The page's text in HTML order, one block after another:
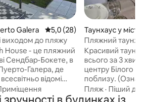
Galera Середня оцінка: 5,0 з 5,
5,0 (28)
виходом до пляжу
House - це пляжний
Сендбар-Бокете, в
Галера, де
відомі
є 3 спальні, 3
і душ на
Таунхаус у місті
Пляжний
Красивий
всього за 3
центру Білого
поблизу.
наших
Пляж · Піший